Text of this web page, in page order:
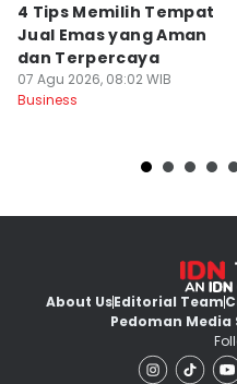
4 Tips Memilih Tempat
Jual Emas yang Aman
dan Terpercaya
07 Agu 2026, 08:02 WIB
Business
About UsEditorial Team
Pedoman Media